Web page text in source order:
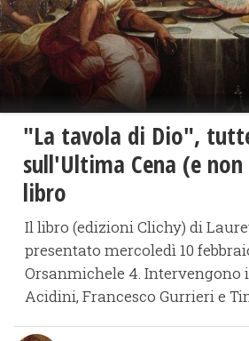
"La tavola di Dio",
sull'Ultima Cena (e
libro
Il libro (edizioni Clichy) di
presentato mercoledì 10
Orsanmichele 4. Intervengono
Acidini, Francesco Gurrieri e